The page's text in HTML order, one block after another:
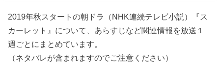
2019年秋スタートの朝ドラ（NHK連続テレビ小説）『ス
カーレット』について、あらすじなど関連情報を放送１
週ごとにまとめています。
（ネタバレが含まれますのでご注意ください）